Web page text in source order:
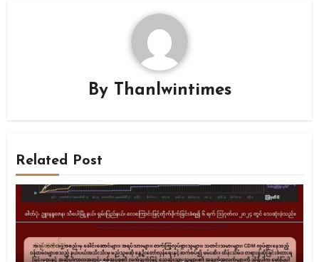
By Thanlwintimes
Related Post
သတင်း